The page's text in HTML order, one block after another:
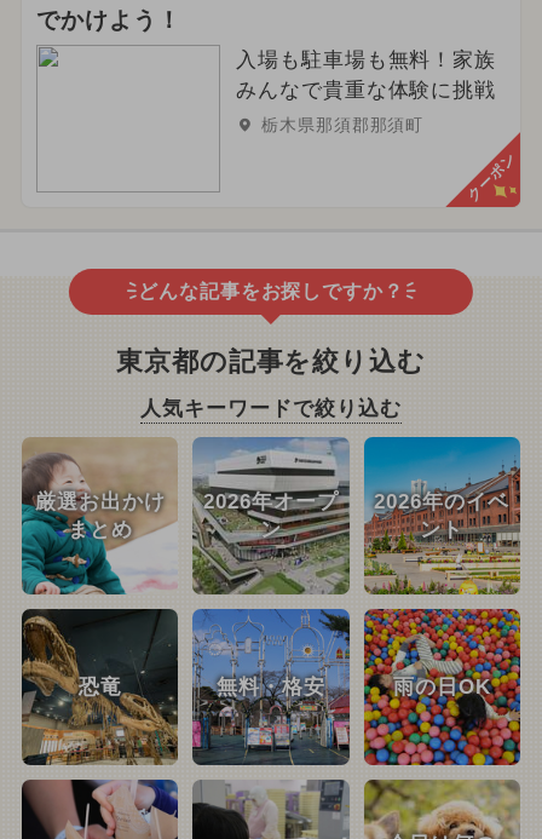
でかけよう！
入場も駐車場も無料！家族
みんなで貴重な体験に挑戦
栃木県那須郡那須町
クーポン
どんな記事をお探しですか？
東京都の記事を絞り込む
人気キーワードで絞り込む
厳選お出かけ
まとめ
2026年オープ
ン
2026年のイベ
ント
恐竜 無料・格安 雨の日OK